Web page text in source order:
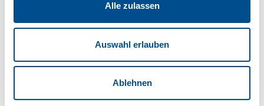
Alle zulassen
Auswahl erlauben
Ablehnen
Reisedauer auswählen
Anzahl Reisende auswählen